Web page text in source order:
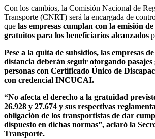
Con los cambios, la Comisión Nacional de
Transporte (CNRT) será la encargada de
que las empresas cumplan con la emisión de
gratuitos para los beneficiarios alcanzados
Pese a la quita de subsidios, las empresas
distancia deberán seguir otorgando
personas con Certificado Único de
con credencial INCUCAI.
“No afecta el derecho a la gratuidad
26.928 y 27.674 y sus respectivas
obligación de los transportistas de dar
dispuesto en dichas normas”, aclaró la
Transporte.